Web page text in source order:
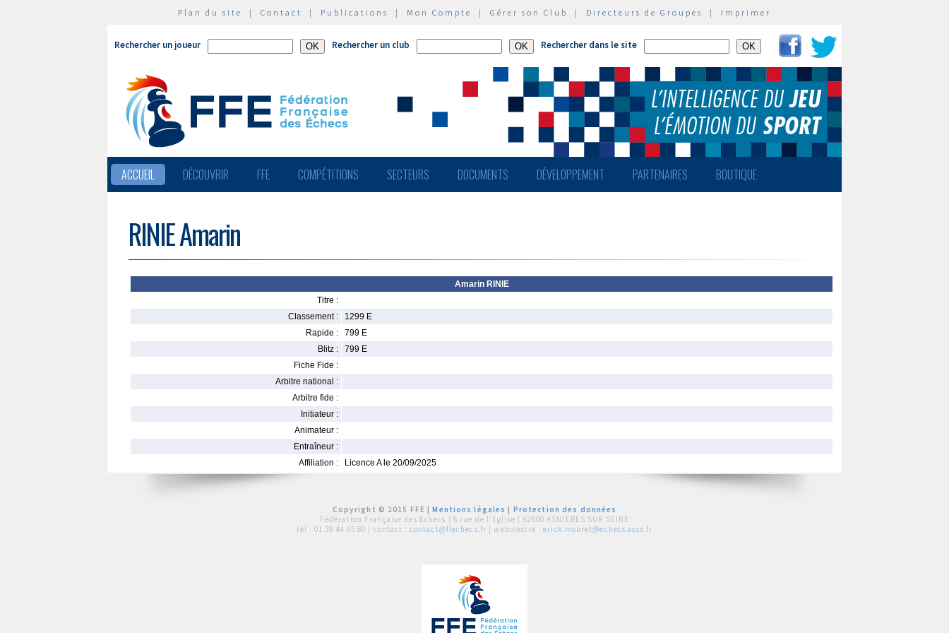
Plan du site | Contact | Publications | Mon Compte | Gérer son Club | Directeurs de Groupes | Imprimer
Rechercher un joueur Rechercher un club Rechercher dans le site
ACCUEIL DÉCOUVRIR FFE COMPÉTITIONS SECTEURS DOCUMENTS DÉVELOPPEMENT PARTENAIRES BOUTIQUE
RINIE Amarin
Amarin RINIE
Titre :
Classement :
1299 E
Rapide :
799 E
Blitz :
799 E
Fiche Fide :
Arbitre national :
Arbitre fide :
Initiateur :
Animateur :
Entraîneur :
Affiliation :
Licence A le 20/09/2025
Copyright © 2015 FFE |Mentions légales
Protection des données
Fédération Française des Echecs | 6 rue de l'Eglise | 92600 ASNIERES SUR SEINE
tél : 01 39 44 65 80 | contact : contact@ffechecs.fr | webmestre : erick.mouret@echecs.asso.fr